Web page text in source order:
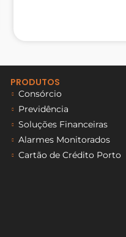
PRODUTOS
Consórcio
Previdência
Soluções Financeiras
Alarmes Monitorados
Cartão de Crédito Porto